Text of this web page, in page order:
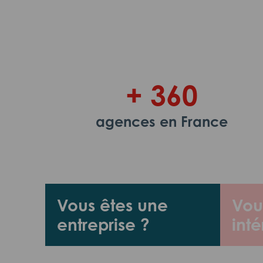
Vous êtes une
entreprise ?
+ 360
agences en France